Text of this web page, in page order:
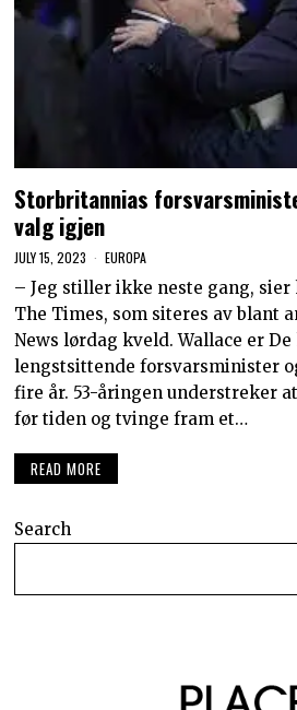
Storbritannias
valg igjen
JULY 15, 2023 EUROPA
– Jeg stiller ikke neste gang,
The Times, som siteres av blant
News lørdag kveld. Wallace er
lengstsittende forsvarsminister
fire år. 53-åringen understreker
før tiden og tvinge fram et…
READ MORE
Search